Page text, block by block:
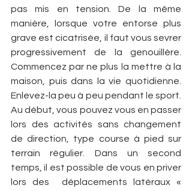
pas mis en tension. De la même
manière, lorsque votre entorse plus
grave est cicatrisée, il faut vous sevrer
progressivement de la genouillère.
Commencez par ne plus la mettre à la
maison, puis dans la vie quotidienne.
Enlevez-la peu à peu pendant le sport.
Au début, vous pouvez vous en passer
lors des activités sans changement
de direction, type course à pied sur
terrain régulier. Dans un second
temps, il est possible de vous en priver
lors des  déplacements latéraux «